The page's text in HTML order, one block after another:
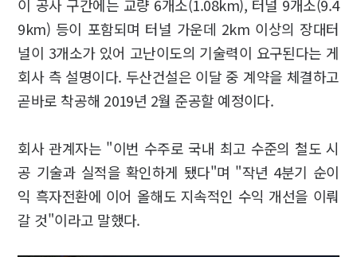
이 공사 구간에는 교량 6개소(1.08km), 터널 9개소(9.4
9km) 등이 포함되며 터널 가운데 2km 이상의 장대터
널이 3개소가 있어 고난이도의 기술력이 요구된다는 게
회사 측 설명이다. 두산건설은 이달 중 계약을 체결하고
곧바로 착공해 2019년 2월 준공할 예정이다.
회사 관계자는 "이번 수주로 국내 최고 수준의 철도 시
공 기술과 실적을 확인하게 됐다"며 "작년 4분기 순이
익 흑자전환에 이어 올해도 지속적인 수익 개선을 이뤄
갈 것"이라고 말했다.